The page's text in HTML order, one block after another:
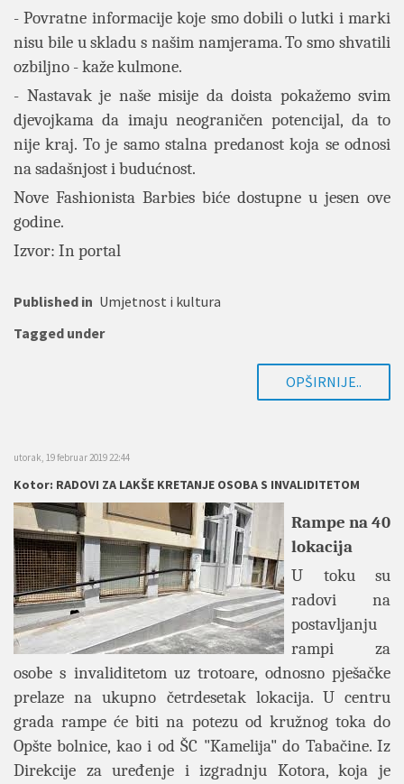
- Povratne informacije koje smo dobili o lutki i marki
nisu bile u skladu s našim namjerama. To smo shvatili
ozbiljno - kaže kulmone.
- Nastavak je naše misije da doista pokažemo svim
djevojkama da imaju neograničen potencijal, da to
nije kraj. To je samo stalna predanost koja se odnosi
na sadašnjost i budućnost.
Nove Fashionista Barbies biće dostupne u jesen ove
godine.
Izvor: In portal
Published in Umjetnost i kultura
Tagged under
OPŠIRNIJE..
utorak, 19 februar 2019 22:44
Kotor: RADOVI ZA LAKŠE KRETANJE OSOBA S INVALIDITETOM
Rampe na 40
lokacija
U toku su
radovi na
postavljanju
rampi za
osobe s invaliditetom uz trotoare, odnosno pješačke
prelaze na ukupno četrdesetak lokacija. U centru
grada rampe će biti na potezu od kružnog toka do
Opšte bolnice, kao i od ŠC "Kamelija" do Tabačine. Iz
Direkcije za uređenje i izgradnju Kotora, koja je